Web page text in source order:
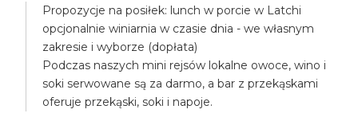
Propozycje na posiłek: lunch w porcie w Latchi
opcjonalnie winiarnia w czasie dnia - we własnym
zakresie i wyborze (dopłata)
Podczas naszych mini rejsów lokalne owoce, wino i
soki serwowane są za darmo, a bar z przekąskami
oferuje przekąski, soki i napoje.